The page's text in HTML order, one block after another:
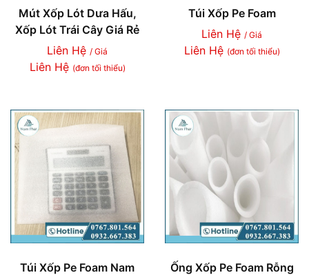
Mút Xốp Lót Dưa Hấu,
Xốp Lót Trái Cây Giá Rẻ
Liên Hệ / Giá
Liên Hệ (đơn tối thiểu)
Túi Xốp Pe Foam
Liên Hệ / Giá
Liên Hệ (đơn tối thiểu)
Túi Xốp Pe Foam Nam
Ống Xốp Pe Foam Rỗng